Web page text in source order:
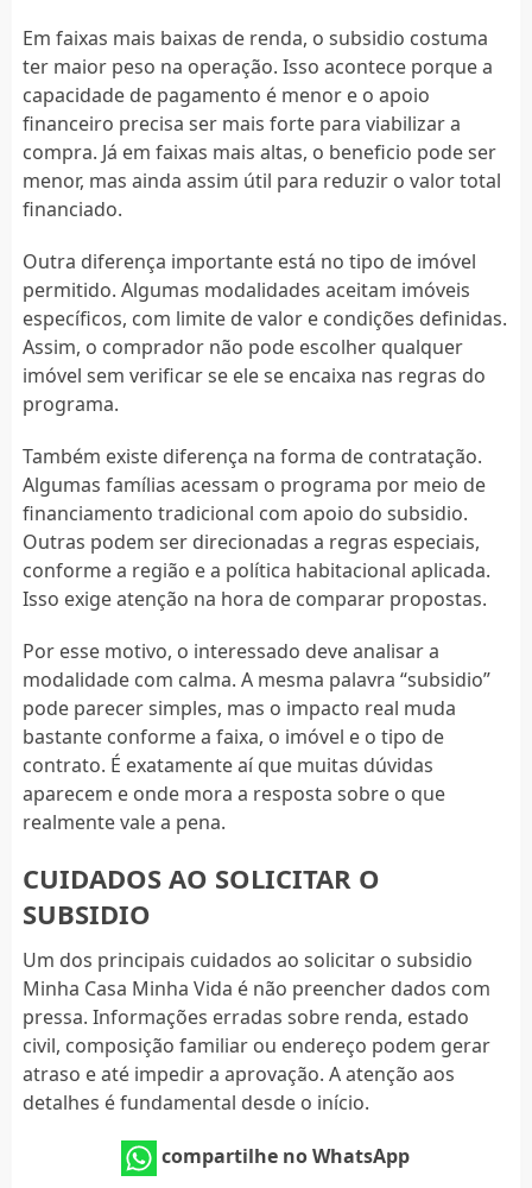
Em faixas mais baixas de renda, o subsidio costuma
ter maior peso na operação. Isso acontece porque a
capacidade de pagamento é menor e o apoio
financeiro precisa ser mais forte para viabilizar a
compra. Já em faixas mais altas, o beneficio pode ser
menor, mas ainda assim útil para reduzir o valor total
financiado.
Outra diferença importante está no tipo de imóvel
permitido. Algumas modalidades aceitam imóveis
específicos, com limite de valor e condições definidas.
Assim, o comprador não pode escolher qualquer
imóvel sem verificar se ele se encaixa nas regras do
programa.
Também existe diferença na forma de contratação.
Algumas famílias acessam o programa por meio de
financiamento tradicional com apoio do subsidio.
Outras podem ser direcionadas a regras especiais,
conforme a região e a política habitacional aplicada.
Isso exige atenção na hora de comparar propostas.
Por esse motivo, o interessado deve analisar a
modalidade com calma. A mesma palavra “subsidio”
pode parecer simples, mas o impacto real muda
bastante conforme a faixa, o imóvel e o tipo de
contrato. É exatamente aí que muitas dúvidas
aparecem e onde mora a resposta sobre o que
realmente vale a pena.
CUIDADOS AO SOLICITAR O
SUBSIDIO
Um dos principais cuidados ao solicitar o subsidio
Minha Casa Minha Vida é não preencher dados com
pressa. Informações erradas sobre renda, estado
civil, composição familiar ou endereço podem gerar
atraso e até impedir a aprovação. A atenção aos
detalhes é fundamental desde o início.
compartilhe no WhatsApp